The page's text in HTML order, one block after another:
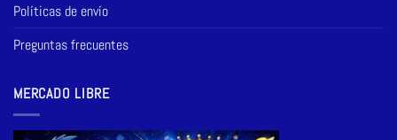
Políticas de envío
Preguntas frecuentes
MERCADO LIBRE